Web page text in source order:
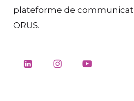
plateforme de
ORUS.